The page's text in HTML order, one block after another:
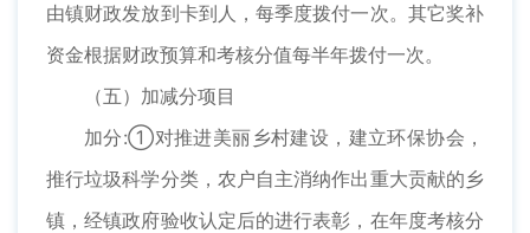
由镇财政发放到卡到人，每季度拨付一次。其它奖补
资金根据财政预算和考核分值每半年拨付一次。
（五）加减分项目
加分:①对推进美丽乡村建设，建立环保协会，
推行垃圾科学分类，农户自主消纳作出重大贡献的乡
镇，经镇政府验收认定后的进行表彰，在年度考核分